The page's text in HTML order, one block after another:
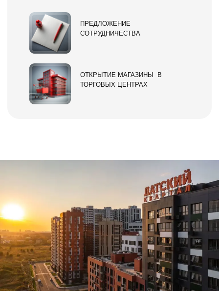
ПРЕДЛОЖЕНИЕ
СОТРУДНИЧЕСТВА
ОТКРЫТИЕ МАГАЗИНЫ В
ТОРГОВЫХ ЦЕНТРАХ